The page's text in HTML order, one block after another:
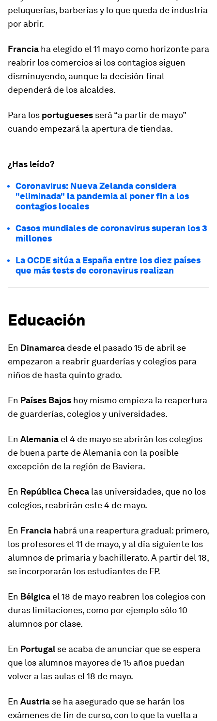
peluquerías, barberías y lo que queda de industria
por abrir.
Francia ha elegido el 11 mayo como horizonte para
reabrir los comercios si los contagios siguen
disminuyendo, aunque la decisión final
dependerá de los alcaldes.
Para los portugueses será “a partir de mayo”
cuando empezará la apertura de tiendas.
¿Has leído?
Coronavirus: Nueva Zelanda considera
"eliminada" la pandemia al poner fin a los
contagios locales
Casos mundiales de coronavirus superan los 3
millones
La OCDE sitúa a España entre los diez países
que más tests de coronavirus realizan
Educación
En Dinamarca desde el pasado 15 de abril se
empezaron a reabrir guarderías y colegios para
niños de hasta quinto grado.
En Países Bajos hoy mismo empieza la reapertura
de guarderías, colegios y universidades.
En Alemania el 4 de mayo se abrirán los colegios
de buena parte de Alemania con la posible
excepción de la región de Baviera.
En República Checa las universidades, que no los
colegios, reabrirán este 4 de mayo.
En Francia habrá una reapertura gradual: primero,
los profesores el 11 de mayo, y al día siguiente los
alumnos de primaria y bachillerato. A partir del 18,
se incorporarán los estudiantes de FP.
En Bélgica el 18 de mayo reabren los colegios con
duras limitaciones, como por ejemplo sólo 10
alumnos por clase.
En Portugal se acaba de anunciar que se espera
que los alumnos mayores de 15 años puedan
volver a las aulas el 18 de mayo.
En Austria se ha asegurado que se harán los
exámenes de fin de curso, con lo que la vuelta a